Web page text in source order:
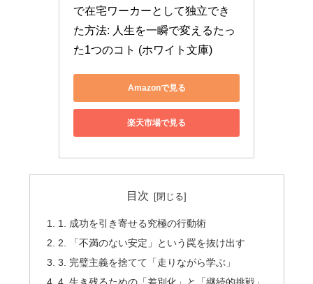
で在宅ワーカーとして独立でき
た方法: 人生を一瞬で変えるたっ
た1つのコト (ホワイト文庫)
Amazonで見る
楽天市場で見る
目次
1. 成功を引き寄せる究極の行動術
2. 「不満のない安定」という罠を抜け出す
3. 完璧主義を捨てて「走りながら学ぶ」
4. 生き残るための「差別化」と「継続的挑戦」